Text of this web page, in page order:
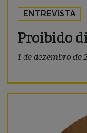
ENTREVISTA
Proibido
1 de dezembro de